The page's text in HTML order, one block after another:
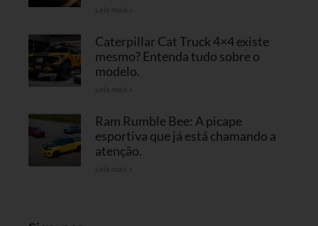
Caterpillar Cat Truck 4×4 existe
mesmo? Entenda tudo sobre o
modelo.
Ram Rumble Bee: A picape
esportiva que já está chamando a
atenção.